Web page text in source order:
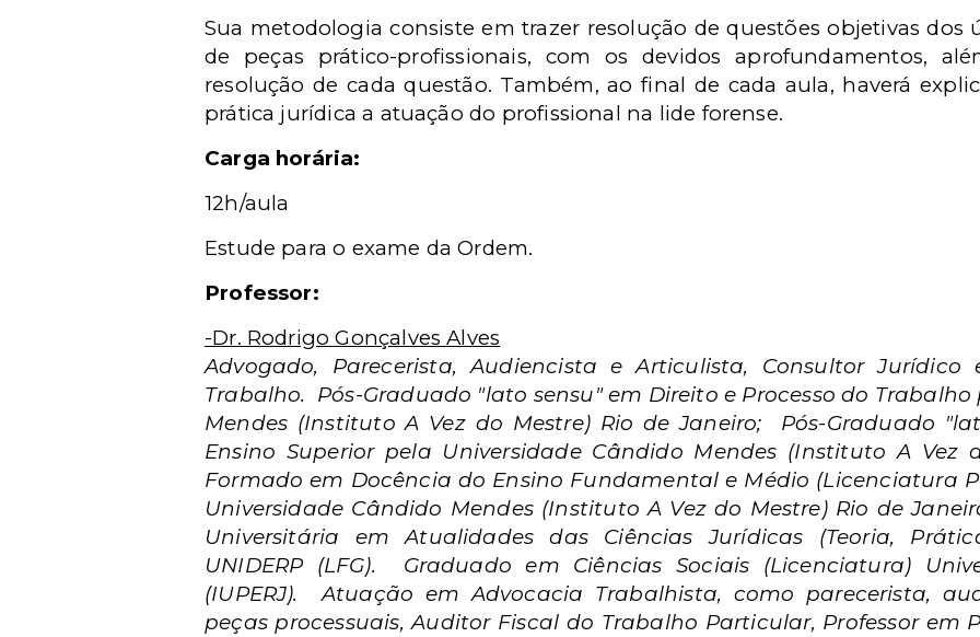
Sua metodologia consiste em trazer resolução de questões objetivas dos
de peças prático-profissionais, com os devidos aprofundamentos,
resolução de cada questão. Também, ao final de cada aula, haverá
prática jurídica a atuação do profissional na lide forense.
Carga horária:
12h/aula
Estude para o exame da Ordem.
Professor:
-Dr. Rodrigo Gonçalves Alves
Advogado, Parecerista, Audiencista e Articulista, Consultor
Trabalho. Pós-Graduado "lato sensu" em Direito e Processo do
Mendes (Instituto A Vez do Mestre) Rio de Janeiro; Pós-Graduado
Ensino Superior pela Universidade Cândido Mendes (Instituto A Vez
Formado em Docência do Ensino Fundamental e Médio (Licenciatura
Universidade Cândido Mendes (Instituto A Vez do Mestre) Rio de
Universitária em Atualidades das Ciências Jurídicas (Teoria,
UNIDERP (LFG). Graduado em Ciências Sociais (Licenciatura)
(IUPERJ). Atuação em Advocacia Trabalhista, como parecerista,
peças processuais, Auditor Fiscal do Trabalho Particular, Professor em